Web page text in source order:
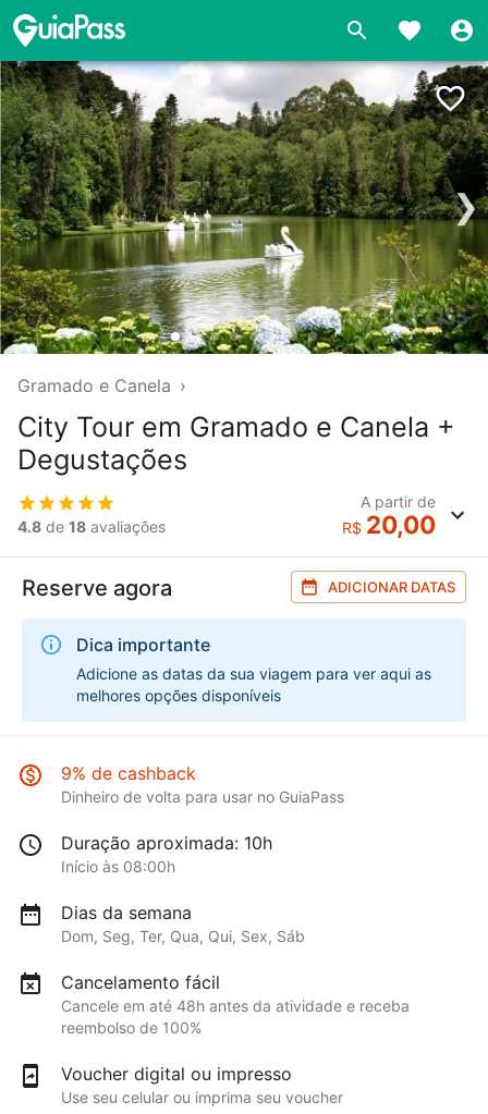
❯
Gramado e Canela ›
City Tour em Gramado e Canela +
Degustações
4.8 de 18 avaliações
A partir de
R$ 20,00
Reserve agora ADICIONAR DATAS
Dica importante
Adicione as datas da sua viagem para ver aqui as
melhores opções disponíveis
9% de cashback
Dinheiro de volta para usar no GuiaPass
Duração aproximada: 10h
Início às 08:00h
Dias da semana
Dom, Seg, Ter, Qua, Qui, Sex, Sáb
Cancelamento fácil
Cancele em até 48h antes da atividade e receba
reembolso de 100%
Voucher digital ou impresso
Use seu celular ou imprima seu voucher